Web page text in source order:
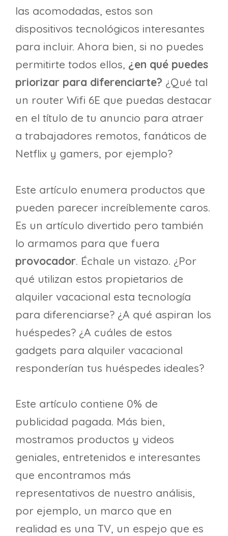
las acomodadas, estos son
dispositivos tecnológicos interesantes
para incluir. Ahora bien, si no puedes
permitirte todos ellos, ¿en qué puedes
priorizar para diferenciarte? ¿Qué tal
un router Wifi 6E que puedas destacar
en el título de tu anuncio para atraer
a trabajadores remotos, fanáticos de
Netflix y gamers, por ejemplo?
Este artículo enumera productos que
pueden parecer increíblemente caros.
Es un artículo divertido pero también
lo armamos para que fuera
provocador. Échale un vistazo. ¿Por
qué utilizan estos propietarios de
alquiler vacacional esta tecnología
para diferenciarse? ¿A qué aspiran los
huéspedes? ¿A cuáles de estos
gadgets para alquiler vacacional
responderían tus huéspedes ideales?
Este artículo contiene 0% de
publicidad pagada. Más bien,
mostramos productos y videos
geniales, entretenidos e interesantes
que encontramos más
representativos de nuestro análisis,
por ejemplo, un marco que en
realidad es una TV, un espejo que es